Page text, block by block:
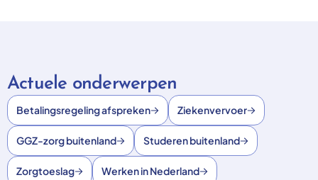
Actuele onderwerpen
Betalingsregeling afspreken Ziekenvervoer
GGZ-zorg buitenland Studeren buitenland
Zorgtoeslag Werken in Nederland